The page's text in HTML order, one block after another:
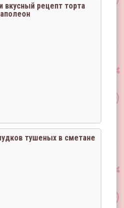
рецепт торта
тушеных в сметане